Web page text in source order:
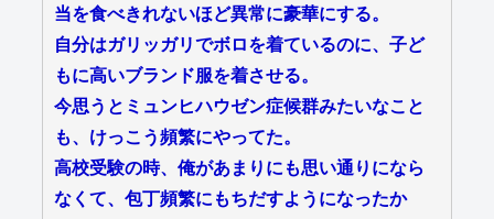
当を食べきれないほど異常に豪華にする。
自分はガリッガリでボロを着ているのに、子ど
もに高いブランド服を着させる。
今思うとミュンヒハウゼン症候群みたいなこと
も、けっこう頻繁にやってた。
高校受験の時、俺があまりにも思い通りになら
なくて、包丁頻繁にもちだすようになったか